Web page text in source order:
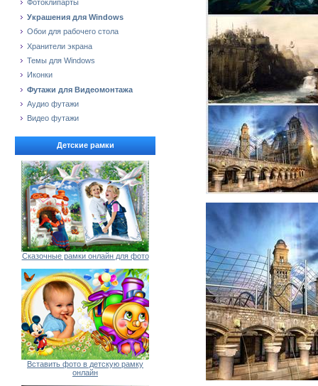
Фотоклипарты
Украшения для Windows
Обои для рабочего стола
Хранители экрана
Темы для Windows
Иконки
Футажи для Видеомонтажа
Аудио футажи
Видео футажи
Детские рамки
Сказочные рамки онлайн для фото
Вставить фото в детскую рамку
онлайн